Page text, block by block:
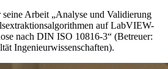
seine Arbeit „Analyse und Validierung
auf LabVIEW-
nach DIN ISO 10816-3“ (Betreuer:
Ingenieurwissenschaften).